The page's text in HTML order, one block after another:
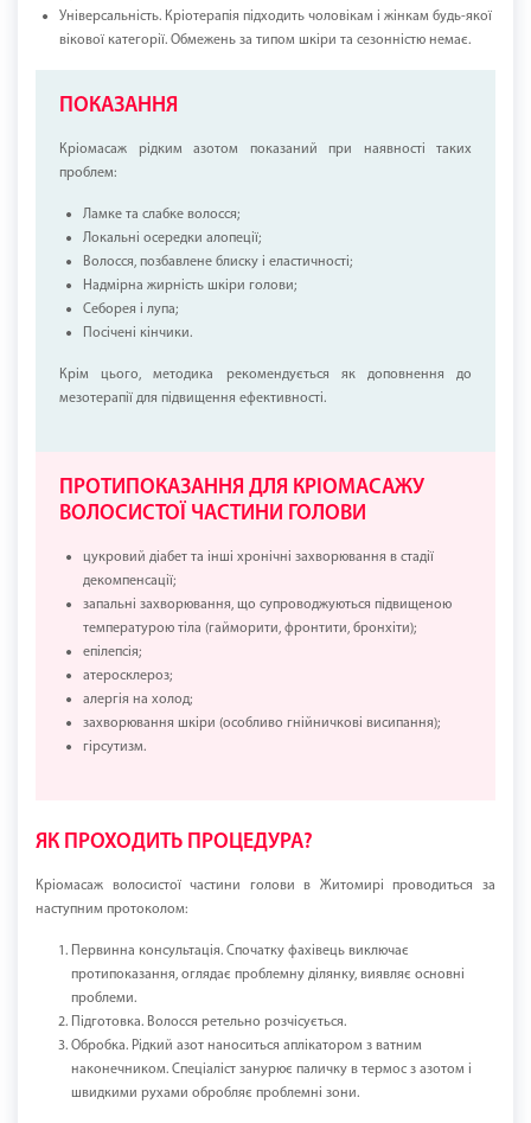
Універсальність. Кріотерапія підходить чоловікам і жінкам будь-якої
вікової категорії. Обмежень за типом шкіри та сезонністю немає.
ПОКАЗАННЯ
Кріомасаж рідким азотом показаний при наявності таких
проблем:
Ламке та слабке волосся;
Локальні осередки алопеції;
Волосся, позбавлене блиску і еластичності;
Надмірна жирність шкіри голови;
Себорея і лупа;
Посічені кінчики.
Крім цього, методика рекомендується як доповнення до
мезотерапії для підвищення ефективності.
ПРОТИПОКАЗАННЯ ДЛЯ КРІОМАСАЖУ
ВОЛОСИСТОЇ ЧАСТИНИ ГОЛОВИ
цукровий діабет та інші хронічні захворювання в стадії
декомпенсації;
запальні захворювання, що супроводжуються підвищеною
температурою тіла (гайморити, фронтити, бронхіти);
епілепсія;
атеросклероз;
алергія на холод;
захворювання шкіри (особливо гнійничкові висипання);
гірсутизм.
ЯК ПРОХОДИТЬ ПРОЦЕДУРА?
Кріомасаж волосистої частини голови в Житомирі проводиться за
наступним протоколом:
Первинна консультація. Спочатку фахівець виключає
протипоказання, оглядає проблемну ділянку, виявляє основні
проблеми.
Підготовка. Волосся ретельно розчісується.
Обробка. Рідкий азот наноситься аплікатором з ватним
наконечником. Спеціаліст занурює паличку в термос з азотом і
швидкими рухами обробляє проблемні зони.